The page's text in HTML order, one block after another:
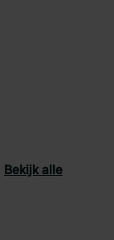
Bekijk alle